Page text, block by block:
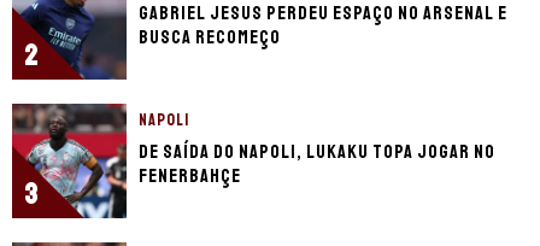
2
Gabriel Jesus perdeu espaço no Arsenal e
busca recomeço
3
NAPOLI
De saída do Napoli, Lukaku topa jogar no
Fenerbahçe